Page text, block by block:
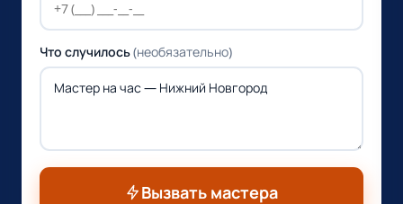
Что случилось(необязательно)
Вызвать мастера